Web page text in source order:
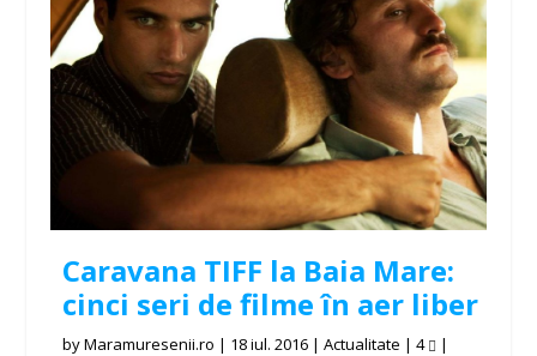
Caravana TIFF la Baia Mare:
cinci seri de filme în aer liber
byMaramuresenii.ro | 18 iul. 2016 |Actualitate |4 |